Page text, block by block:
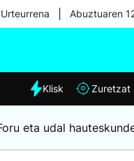
Abuztuaren
Klisk Zuretzat
eta udal